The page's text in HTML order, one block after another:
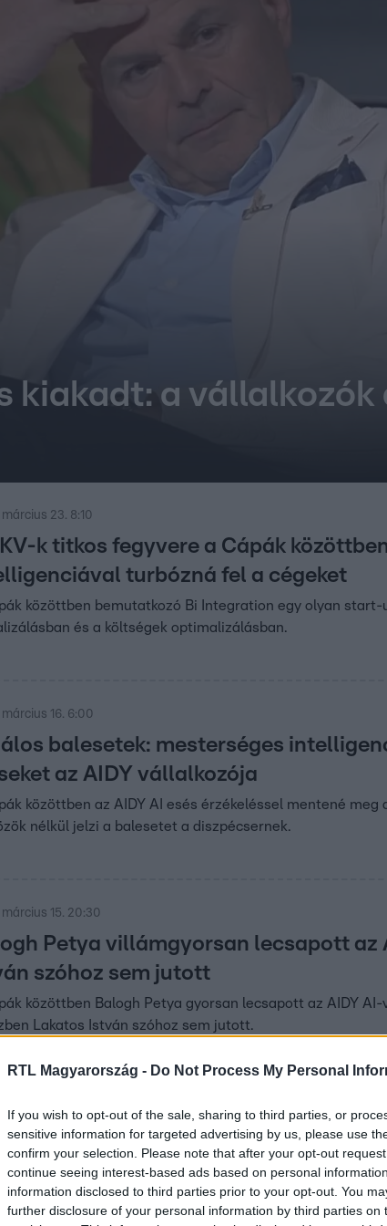
RTL Magyarország - Do Not Process My Personal
If you wish to opt-out of the sale, sharing to third parties, or
sensitive information for targeted advertising by us, please use
confirm your selection. Please note that after your opt-out
continue seeing interest-based ads based on personal
information disclosed to third parties prior to your opt-out. You
further disclosure of your personal information by third parties on
kiakadt: a
23. 8:10
k titkos fegyvere a Cápák
turbózná fel a cégeket
közöttben bemutatkozó Bi Integration egy olyan start-
és a költségek optimalizálásban.
16. 6:00
balesetek: mesterséges
az AIDY vállalkozója
közöttben az AIDY AI esés érzékeléssel mentené meg
nélkül jelzi a balesetet a diszpécsernek.
15. 20:30
Petya villámgyorsan lecsapott az
szóhoz sem jutott
közöttben Balogh Petya gyorsan lecsapott az AIDY
Lakatos István szóhoz sem jutott.
Között: Lilu szerint elképesztő a Z-
fiatal startupok és meglepő ötletek: Lilu szerint a
minden évadban teljesen megújul.